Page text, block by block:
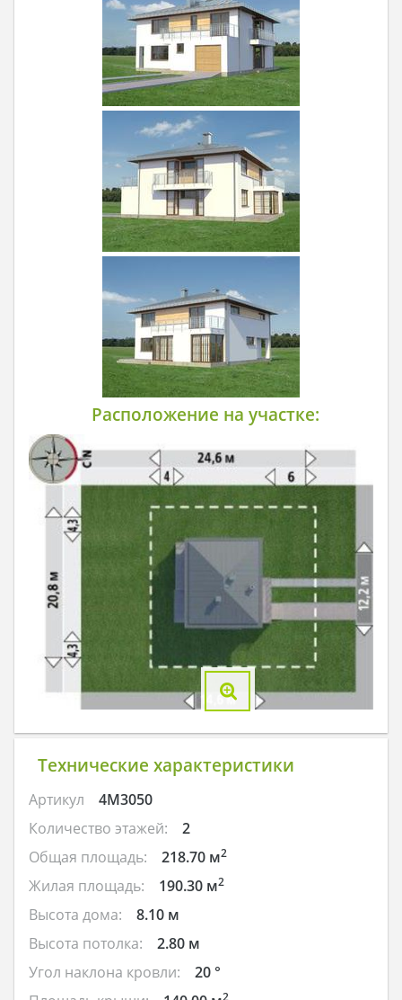
Расположение на участке:
Технические характеристики
Артикул
4M3050
Количество этажей:
2
Общая площадь:
218.70 м2
Жилая площадь: 190.30 м2
Высота дома:
8.10 м
Высота потолка:
2.80 м
Угол наклона кровли:
20 °